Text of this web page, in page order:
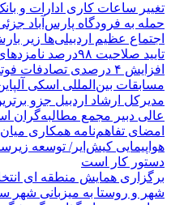
تغییر ساعات کاری ادارات و
حمله به فرودگاه پارس‌‌آباد
اجتماع عظیم اردبیلی‌ها زیر
تایید صلاحیت ۹۸درصد نامزدهای شوراهای روستای اردبیل
افزایش ۴ درصدی تصادفات فوتی در جاده‌های اردبیل
مسابقات بین‌المللی اسکی
مدیرکل ارشاد اردبیل جزو
عالی دبیر مجمع مطالبه‌گران
امضای تفاهم‌نامه همکاری
هواپیمایی کیش‌ایر/ توسعه
دستور کار است
برگزاری همایش منطقه ای
شهر و روستا به میزبانی شهر